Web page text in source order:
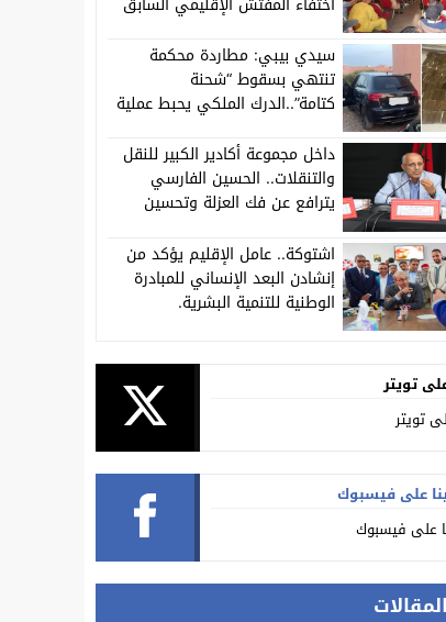
عن اشغال المجلس الإقليمي.
سيدي بيبي: مطاردة محكمة
تنتهي بسقوط “شحنة
كتامة”..الدرك الملكي يحبط عملية
متهم سابق في الاتجار الدولي
للمخدرات.
داخل مجموعة أكادير الكبير للنقل
والتنقلات.. الحسين الفارسي
يترافع عن فك العزلة وتحسين
اشتوكة.. عامل الإقليم يؤكد من
إنشادن البعد الإنساني للمبادرة
الوطنية للتنمية البشرية.
تويتر
تويتر
على فيسبوك
على فيسبوك